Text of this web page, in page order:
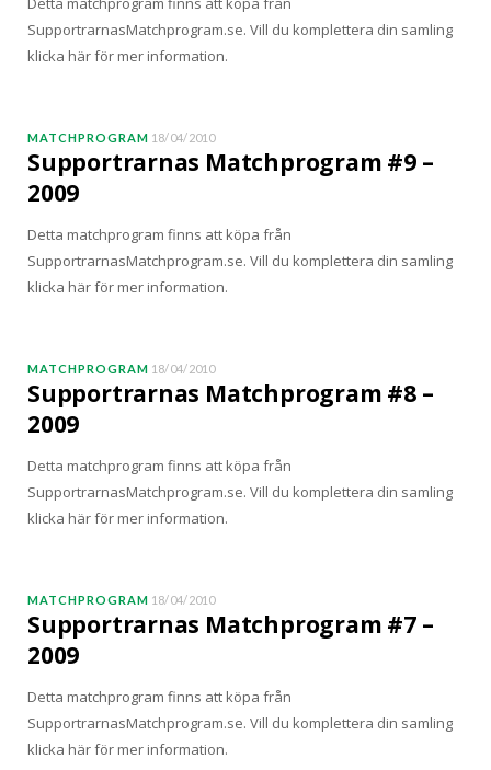
SupportrarnasMatchprogram.se. Vill du komplettera din samling
klicka här för mer information.
MATCHPROGRAM 18/04/2010
Supportrarnas Matchprogram #9 –
2009
Detta matchprogram finns att köpa från
SupportrarnasMatchprogram.se. Vill du komplettera din samling
klicka här för mer information.
MATCHPROGRAM 18/04/2010
Supportrarnas Matchprogram #8 –
2009
Detta matchprogram finns att köpa från
SupportrarnasMatchprogram.se. Vill du komplettera din samling
klicka här för mer information.
MATCHPROGRAM 18/04/2010
Supportrarnas Matchprogram #7 –
2009
Detta matchprogram finns att köpa från
SupportrarnasMatchprogram.se. Vill du komplettera din samling
klicka här för mer information.